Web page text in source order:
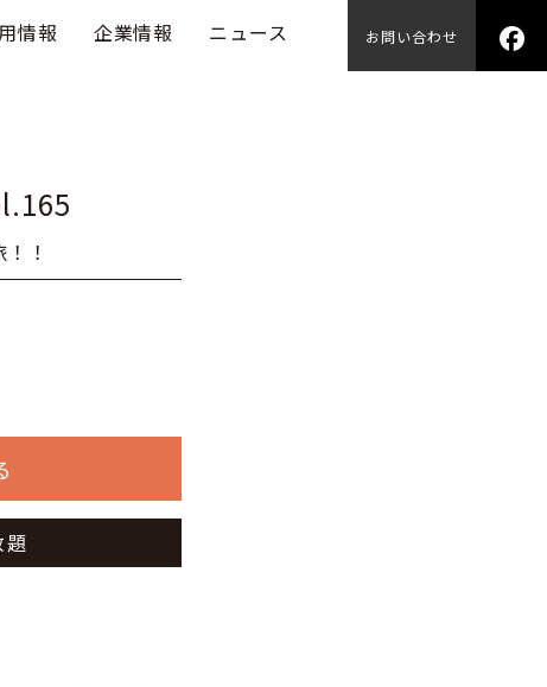
情報 企業情報 ニュース お問い合わせ
！
題